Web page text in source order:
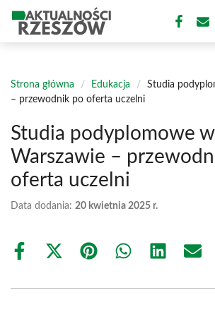
treści
Strona główna / Edukacja /
Studia
– przewodnik po oferta uczelni
Studia podyplomowe w
Warszawie –
oferta uczelni
Data dodania: 20 kwietnia 2025 r.
Share
Share
(Twitter)
Share Share Share Share